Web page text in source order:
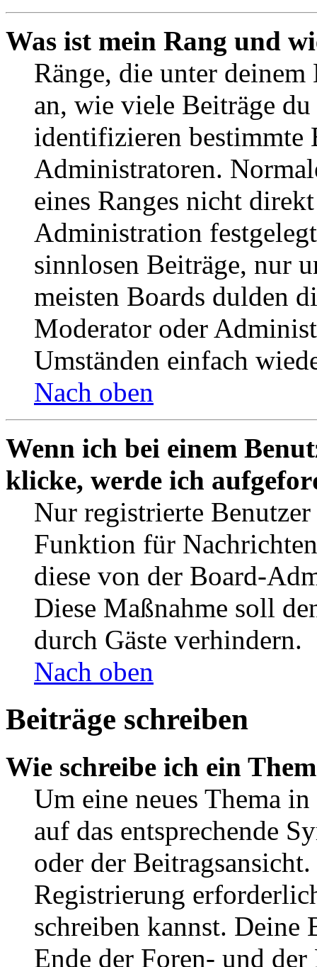
Was ist mein Rang und
Ränge, die unter deinem
an, wie viele Beiträge
identifizieren bestimmte
Administratoren.
eines Ranges nicht
Administration
sinnlosen Beiträge, nur
meisten Boards dulden
Moderator oder
Umständen einfach
Nach oben
Wenn ich bei einem
klicke, werde ich
Nur registrierte
Funktion für
diese von der Board-
Diese Maßnahme soll
durch Gäste verhindern.
Nach oben
Beiträge schreiben
Wie schreibe ich ein
Um eine neues Thema
auf das entsprechende
oder der
Registrierung
schreiben kannst. Deine
Ende der Foren- und